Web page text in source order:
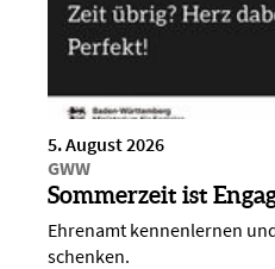
5. August 2026
GWW
Sommerzeit ist
Ehrenamt kennenlernen
schenken.